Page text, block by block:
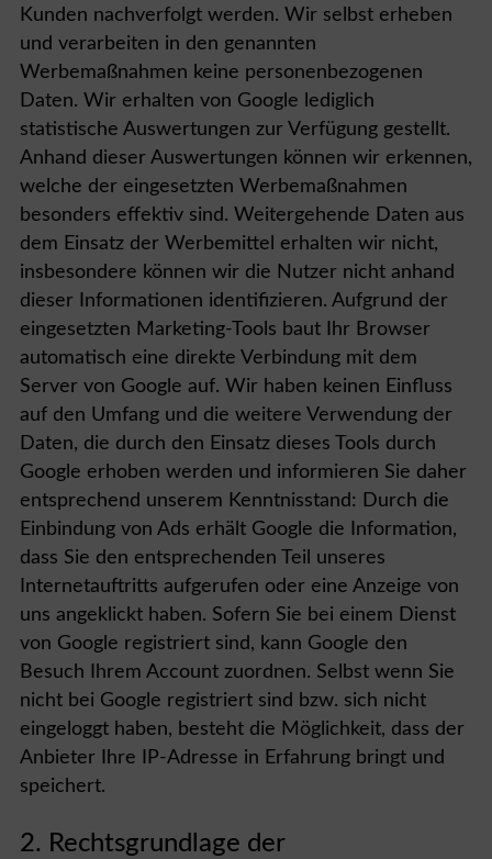
Kunden nachverfolgt werden. Wir selbst erheben
und verarbeiten in den genannten
Werbemaßnahmen keine personenbezogenen
Daten. Wir erhalten von Google lediglich
statistische Auswertungen zur Verfügung gestellt.
Anhand dieser Auswertungen können wir erkennen,
welche der eingesetzten Werbemaßnahmen
besonders effektiv sind. Weitergehende Daten aus
dem Einsatz der Werbemittel erhalten wir nicht,
insbesondere können wir die Nutzer nicht anhand
dieser Informationen identifizieren. Aufgrund der
eingesetzten Marketing-Tools baut Ihr Browser
automatisch eine direkte Verbindung mit dem
Server von Google auf. Wir haben keinen Einfluss
auf den Umfang und die weitere Verwendung der
Daten, die durch den Einsatz dieses Tools durch
Google erhoben werden und informieren Sie daher
entsprechend unserem Kenntnisstand: Durch die
Einbindung von Ads erhält Google die Information,
dass Sie den entsprechenden Teil unseres
Internetauftritts aufgerufen oder eine Anzeige von
uns angeklickt haben. Sofern Sie bei einem Dienst
von Google registriert sind, kann Google den
Besuch Ihrem Account zuordnen. Selbst wenn Sie
nicht bei Google registriert sind bzw. sich nicht
eingeloggt haben, besteht die Möglichkeit, dass der
Anbieter Ihre IP-Adresse in Erfahrung bringt und
speichert.
2. Rechtsgrundlage der